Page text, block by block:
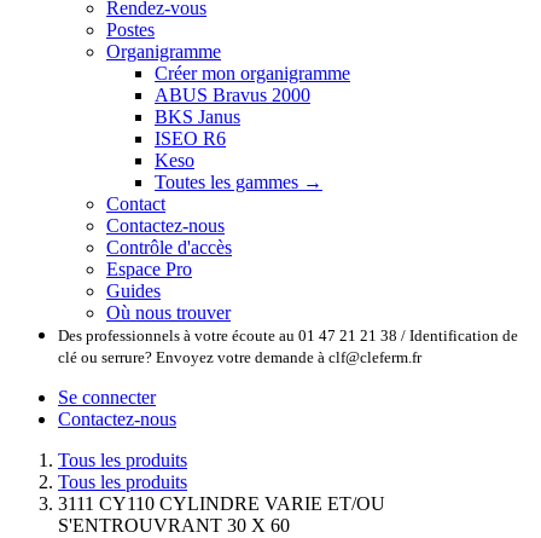
Rendez-vous
Postes
Organigramme
Créer mon organigramme
ABUS Bravus 2000
BKS Janus
ISEO R6
Keso
Toutes les gammes →
Contact
Contactez-nous
Contrôle d'accès
Espace Pro
Guides
Où nous trouver
Des professionnels à votre écoute au 01 47 21 21 38 / Identification de
clé ou serrure? Envoyez votre demande à clf@cleferm.fr
Se connecter
Contactez-nous
Tous les produits
Tous les produits
3111 CY110 CYLINDRE VARIE ET/OU
S'ENTROUVRANT 30 X 60